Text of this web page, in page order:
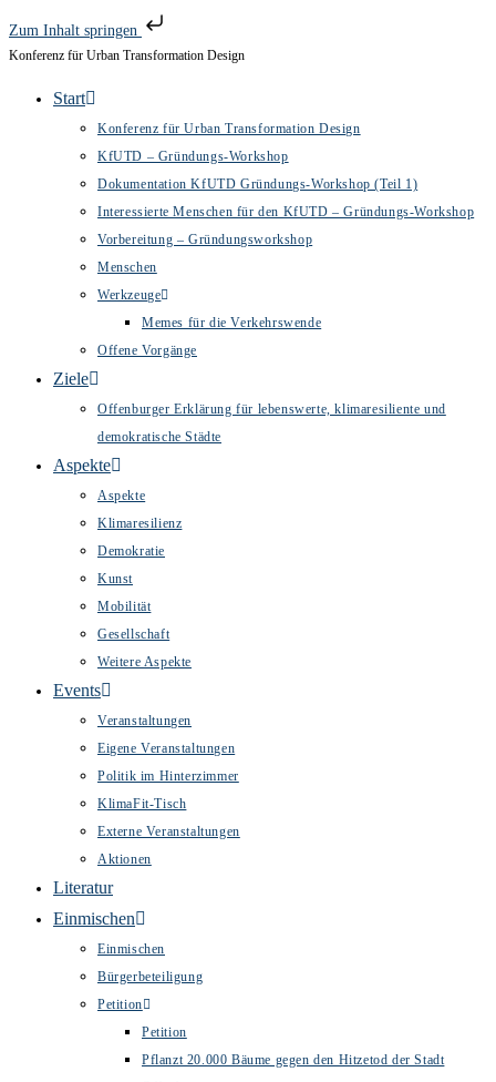
Zum Inhalt springen
Zum
Konferenz für Urban Transformation Design
Start
Konferenz für Urban Transformation Design
KfUTD – Gründungs-Workshop
Dokumentation KfUTD Gründungs-Workshop (Teil 1)
Interessierte Menschen für den KfUTD – Gründungs-Workshop
Vorbereitung – Gründungsworkshop
Menschen
Werkzeuge
Memes für die Verkehrswende
Offene Vorgänge
Ziele
Offenburger Erklärung für lebenswerte, klimaresiliente und
demokratische Städte
Aspekte
Aspekte
Klimaresilienz
Demokratie
Kunst
Mobilität
Gesellschaft
Weitere Aspekte
Events
Veranstaltungen
Eigene Veranstaltungen
Politik im Hinterzimmer
KlimaFit-Tisch
Externe Veranstaltungen
Aktionen
Literatur
Einmischen
Einmischen
Bürgerbeteiligung
Petition
Petition
Pflanzt 20.000 Bäume gegen den Hitzetod der Stadt